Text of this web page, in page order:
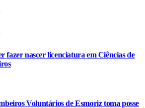
fazer nascer licenciatura em Ciências de
Voluntários de Esmoriz toma posse